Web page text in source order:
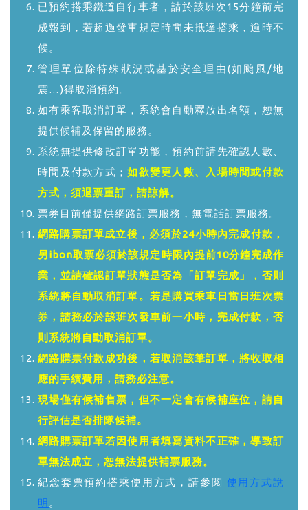
已預約搭乘鐵道自行車者，請於該班次15分鐘前完
成報到，若超過發車規定時間未抵達搭乘，逾時不
候。
管理單位除特殊狀況或基於安全理由(如颱風/地
震…)得取消預約。
如有乘客取消訂單，系統會自動釋放出名額，恕無
提供候補及保留的服務。
系統無提供修改訂單功能，預約前請先確認人數、
時間及付款方式； 如欲變更人數、入場時間或付款
方式，須退票重訂，請諒解。
票券目前僅提供網路訂票服務，無電話訂票服務。
網路購票訂單成立後，必須於24小時內完成付款，
另ibon取票必須於該規定時限內提前10分鐘完成作
業，並請確認訂單狀態是否為「訂單完成」，否則
系統將自動取消訂單。若是購買乘車日當日班次票
券，請務必於該班次發車前一小時，完成付款，否
則系統將自動取消訂單。
網路購票付款成功後，若取消該筆訂單，將收取相
應的手續費用，請務必注意。
現場僅有候補售票，但不一定會有候補座位，請自
行評估是否排隊候補。
網路購票訂單若因使用者填寫資料不正確，導致訂
單無法成立，恕無法提供補票服務。
紀念套票預約搭乘使用方式，請參閱 使用方式說
明 。